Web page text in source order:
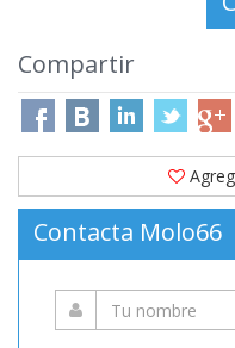
Compartir
Contacta Molo66